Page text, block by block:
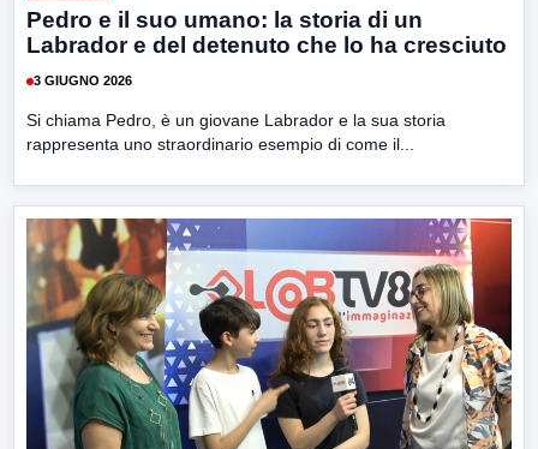
Pedro e il suo umano: la storia di un
Labrador e del detenuto che lo ha cresciuto
3 GIUGNO 2026
Si chiama Pedro, è un giovane Labrador e la sua storia
rappresenta uno straordinario esempio di come il...